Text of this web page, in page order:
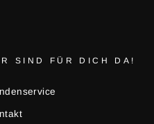
SIND FÜR DICH DA!